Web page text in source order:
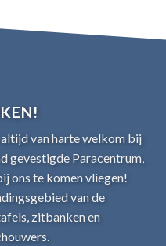
van harte welkom bij
gevestigde Paracentrum,
ons te komen vliegen!
van de
zitbanken en